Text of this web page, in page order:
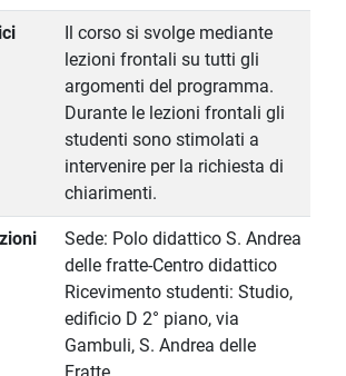
Il corso si svolge mediante
lezioni frontali su tutti gli
argomenti del programma.
Durante le lezioni frontali gli
studenti sono stimolati a
intervenire per la richiesta di
chiarimenti.
Sede: Polo didattico S. Andrea
delle fratte-Centro didattico
Ricevimento studenti: Studio,
edificio D 2° piano, via
Gambuli, S. Andrea delle